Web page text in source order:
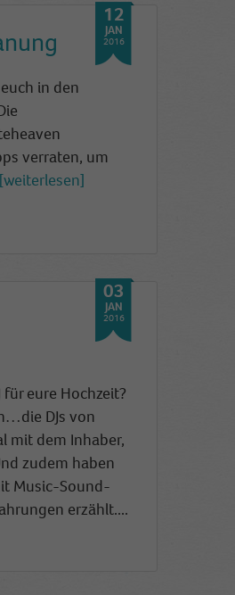
12
JAN
2016
in den
verraten, um
weiterlesen
03
JAN
2016
eure Hochzeit?
DJs von
mit dem Inhaber,
zudem haben
Music-Sound-
erzählt....